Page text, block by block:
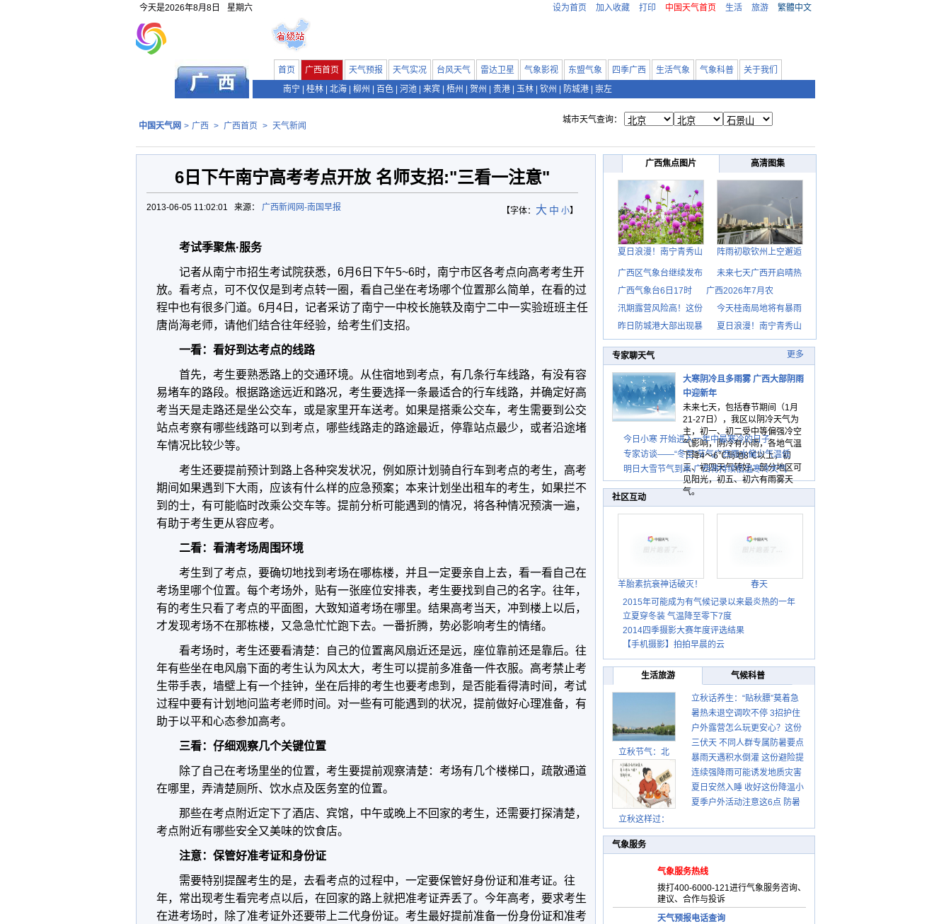
今天是2026年8月8日 星期六 设为首页 加入收藏 打印 中国天气首页 生活 旅游 繁體中文
首页 广西首页 天气预报 天气实况 台风天气 雷达卫星 气象影视 东盟气象 四季广西 生活气象 气象科普
关于我们
南宁
桂林 北海 柳州 百色 河池 来宾 梧州 贺州 贵港 玉林 钦州 防城港 崇左
中国天气网 > 广西 > 广西首页 > 天气新闻
城市天气查询：
6日下午南宁高考考点开放 名师支招:"三看一注意"
【字体： 大 中 小】
2013-06-05 11:02:01 来源： 广西新闻网-南国早报
考试季聚焦·服务
记者从南宁市招生考试院获悉，6月6日下午5~6时，南宁市区各考点向高考考生开
放。看考点，可不仅仅是到考点转一圈，看自己坐在考场哪个位置那么简单，在看的过
程中也有很多门道。6月4日，记者采访了南宁一中校长施轶及南宁二中一实验班班主任
唐尚海老师，请他们结合往年经验，给考生们支招。
一看：看好到达考点的线路
首先，考生要熟悉路上的交通环境。从住宿地到考点，有几条行车线路，有没有容
易堵车的路段。根据路途远近和路况，考生要选择一条最适合的行车线路，并确定好高
考当天是走路还是坐公交车，或是家里开车送考。如果是搭乘公交车，考生需要到公交
站点考察有哪些线路可以到考点，哪些线路走的路途最近，停靠站点最少，或者沿途堵
车情况比较少等。
考生还要提前预计到路上各种突发状况，例如原计划骑自行车到考点的考生，高考
期间如果遇到下大雨，应该有什么样的应急预案；本来计划坐出租车的考生，如果拦不
到的士，有可能临时改乘公交车等。提前分析可能遇到的情况，将各种情况预演一遍，
有助于考生更从容应考。
二看：看清考场周围环境
考生到了考点，要确切地找到考场在哪栋楼，并且一定要亲自上去，看一看自己在
考场里哪个位置。每个考场外，贴有一张座位安排表，考生要找到自己的名字。往年，
有的考生只看了考点的平面图，大致知道考场在哪里。结果高考当天，冲到楼上以后，
才发现考场不在那栋楼，又急急忙忙跑下去。一番折腾，势必影响考生的情绪。
看考场时，考生还要看清楚：自己的位置离风扇近还是远，座位靠前还是靠后。往
年有些坐在电风扇下面的考生认为风太大，考生可以提前多准备一件衣服。高考禁止考
生带手表，墙壁上有一个挂钟，坐在后排的考生也要考虑到，是否能看得清时间，考试
过程中要有计划地问监考老师时间。对一些有可能遇到的状况，提前做好心理准备，有
助于以平和心态参加高考。
三看：仔细观察几个关键位置
除了自己在考场里坐的位置，考生要提前观察清楚：考场有几个楼梯口，疏散通道
在哪里，弄清楚厕所、饮水点及医务室的位置。
那些在考点附近定下了酒店、宾馆，中午或晚上不回家的考生，还需要打探清楚，
考点附近有哪些安全又美味的饮食店。
注意：保管好准考证和身份证
需要特别提醒考生的是，去看考点的过程中，一定要保管好身份证和准考证。往
年，常出现考生看完考点以后，在回家的路上就把准考证弄丢了。今年高考，要求考生
在进考场时，除了准考证外还要带上二代身份证。考生最好提前准备一份身份证和准考
广西焦点图片 高清图集
夏日浪漫！南宁青秀山 阵雨初歇钦州上空邂逅
广西区气象台继续发布
未来七天广西开启晴热
广西气象台6日17时
广西2026年7月农
汛期露营风险高！这份
今天桂南局地将有暴雨
昨日防城港大部出现暴
夏日浪漫！南宁青秀山
专家聊天气 更多
大寒阴冷且多雨雾 广西大部阴雨
中迎新年
未来七天，包括春节期间（1月
21-27日），我区以阴冷天气为
主，初一、初二受中等偏强冷空
气影响，阴冷有小雨，各地气温
下降4～6℃局地8℃以上，初
三、初四天气转好，部分地区可
见阳光，初五、初六有雨雾天
气。
今日小寒 开始进入一年中最寒冷的日子
专家访谈——“冬至”节气广西雨水偏少气温低
明日大雪节气到来 广西将持续低温寒冷天气
社区互动
羊胎素抗衰神话破灭！
春天
2015年可能成为有气候记录以来最炎热的一年
立夏穿冬装 气温降至零下7度
2014四季摄影大赛年度评选结果
【手机摄影】拍拍早晨的云
生活旅游 气候科普
立秋节气：北
立秋这样过：
立秋话养生：“贴秋膘”莫着急
先清暑再防燥
暑热未退空调吹不停 3招护住
肩颈不酸痛
户外露营怎么玩更安心？这份
攻略请收好
三伏天 不同人群专属防暑要点
请收好
暴雨天遇积水倒灌 这份避险提
示请收好
连续强降雨可能诱发地质灾害
这些前兆要知道
夏日安然入睡 收好这份降温小
贴士
夏季户外活动注意这6点 防暑
气象服务
气象服务热线
拨打400-6000-121进行气象服务咨询、
建议、合作与投诉
天气预报电话查询